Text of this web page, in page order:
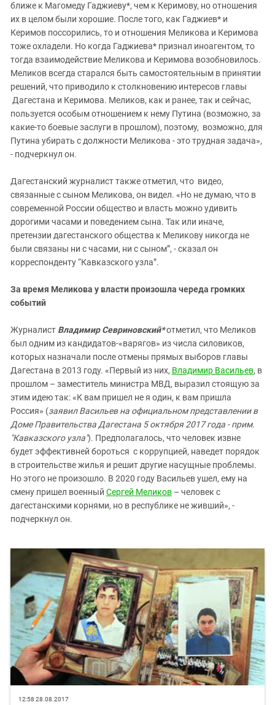
ближе к Магомеду Гаджиеву*, чем к Керимову, но отношения
их в целом были хорошие. После того, как Гаджиев* и
Керимов поссорились, то и отношения Меликова и Керимова
тоже охладели. Но когда Гаджиева* признал иноагентом, то
тогда взаимодействие Меликова и Керимова возобновилось.
Меликов всегда старался быть самостоятельным в принятии
решений, что приводило к столкновению интересов главы
Дагестана и Керимова. Меликов, как и ранее, так и сейчас,
пользуется особым отношением к нему Путина (возможно, за
какие-то боевые заслуги в прошлом), поэтому, возможно, для
Путина убирать с должности Меликова - это трудная задача»,
- подчеркнул он.
Дагестанский журналист также отметил, что видео,
связанные с сыном Меликова, он видел. «Но не думаю, что в
современной России общество и власть можно удивить
дорогими часами и поведением сына. Так или иначе,
претензии дагестанского общества к Меликову никогда не
были связаны ни с часами, ни с сыном”, - сказал он
корреспонденту “Кавказского узла”.
За время Меликова у власти произошла череда громких
событий
Журналист Владимир Севриновский*отметил, что Меликов
был одним из кандидатов-«варягов» из числа силовиков,
которых назначали после отмены прямых выборов главы
Дагестана в 2013 году. «Первый из них, Владимир Васильев, в
прошлом – заместитель министра МВД, выразил стоящую за
этим идею так: «К вам пришел не я один, к вам пришла
Россия» (заявил Васильев на официальном представлении в
Доме Правительства Дагестана 5 октября 2017 года - прим.
"Кавказского узла"). Предполагалось, что человек извне
будет эффективней бороться с коррупцией, наведет порядок
в строительстве жилья и решит другие насущные проблемы.
Но этого не произошло. В 2020 году Васильев ушел, ему на
смену пришел военный Сергей Меликов – человек с
дагестанскими корнями, но в республике не живший», -
подчеркнул он.
12:58 28.08.2017